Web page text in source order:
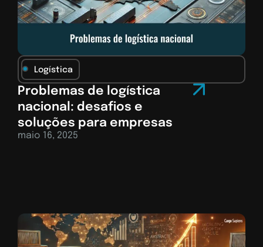
Logística
Problemas de logística
nacional: desafios e
soluções para empresas
maio 16, 2025